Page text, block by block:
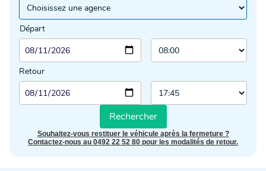
Départ
Retour
Rechercher
Souhaitez-vous restituer le véhicule après la fermeture ?
Contactez-nous au 0492 22 52 80 pour les modalités de retour.